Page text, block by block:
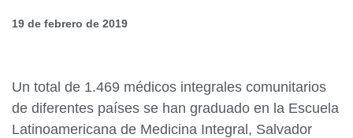
19 de febrero de 2019
Un total de 1.469 médicos integrales comunitarios
de diferentes países se han graduado en la Escuela
Latinoamericana de Medicina Integral, Salvador